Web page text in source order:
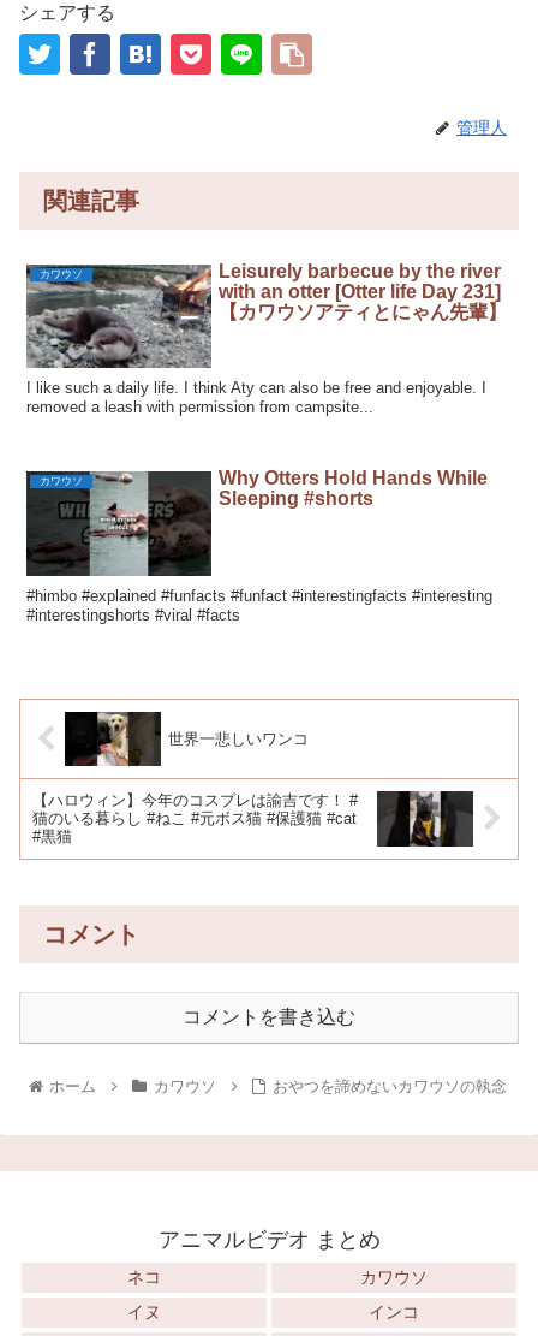
シェアする
管理人
関連記事
カワウソ
Leisurely barbecue by the river
with an otter [Otter life Day 231]
【カワウソアティとにゃん先輩】
I like such a daily life. I think Aty can also be free and enjoyable. I
removed a leash with permission from campsite...
カワウソ
Why Otters Hold Hands While
Sleeping #shorts
#himbo #explained #funfacts #funfact #interestingfacts #interesting
#interestingshorts #viral #facts
世界一悲しいワンコ
【ハロウィン】今年のコスプレは諭吉です！ #
猫のいる暮らし #ねこ #元ボス猫 #保護猫 #cat
#黒猫
コメント
コメントを書き込む
ホーム カワウソ おやつを諦めないカワウソの執念
アニマルビデオ まとめ
ネコ
カワウソ
イヌ
インコ